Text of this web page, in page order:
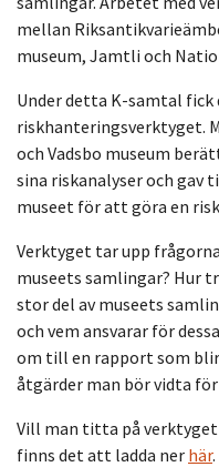
mellan
museum, Jamtli och
Under detta K-samtal
riskhanteringsverktyget.
och Vadsbo museum
sina riskanalyser och gav
museet för att göra en
Verktyget tar upp
museets samlingar? Hur
stor del av museets
och vem ansvarar för
om till en rapport som
åtgärder man bör vidta
Vill man titta på
finns det att ladda ner här.